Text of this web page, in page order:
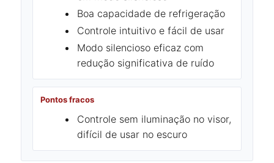
Boa capacidade de refrigeração
Controle intuitivo e fácil de usar
Modo silencioso eficaz com
redução significativa de ruído
Pontos fracos
Controle sem iluminação no visor,
difícil de usar no escuro